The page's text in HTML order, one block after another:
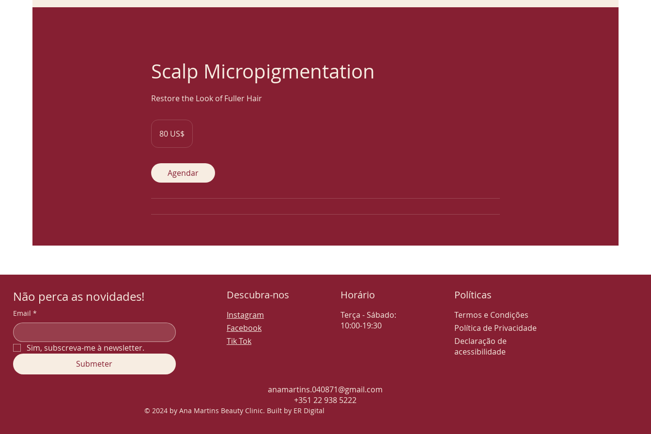
Scalp Micropigmentation
Restore the Look of Fuller Hair
80
dos
Unidos
80 US$
Agendar
anamartins.040871@gmail.com
+351 22 938 5222
© 2024 by Ana Martins Beauty Clinic. Built by ER Digital
Não perca as novidades!
Email *
Sim, subscreva-me à newsletter.
Submeter
Descubra-nos
Instagram
Facebook
Tik Tok
Horário
Terça - Sábado:
10:00-19:30
Políticas
Termos e Condições
Política de Privacidade
Declaração de
acessibilidade